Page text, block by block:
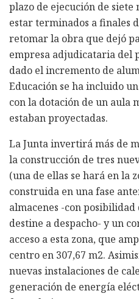
plazo de ejecución de siete
estar terminados a finales
retomar la obra que dejó
empresa adjudicataria del
dado el incremento de
Educación se ha incluido
con la dotación de un aula
estaban proyectadas.
La Junta invertirá más de
la construcción de tres
(una de ellas se hará en la
construida en una fase
almacenes -con posibilidad
destine a despacho- y un
acceso a esta zona, que
centro en 307,67 m2.
nuevas instalaciones de
generación de energía